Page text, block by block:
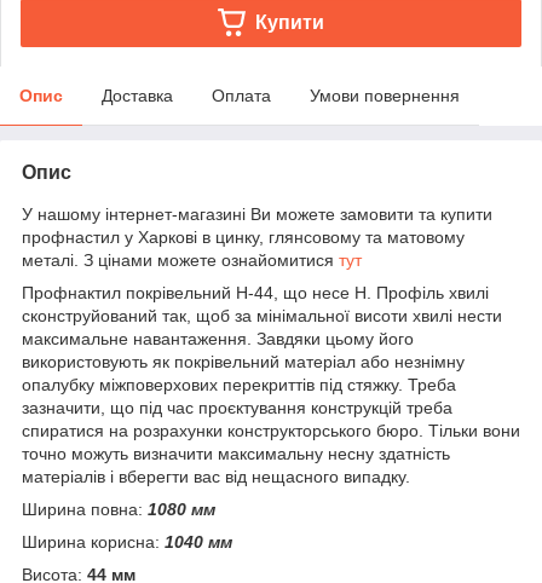
Купити
Опис Доставка Оплата Умови повернення
Опис
У нашому інтернет-магазині Ви можете замовити та купити
профнастил у Харкові в цинку, глянсовому та матовому
металі. З цінами можете ознайомитися тут
Профнактил покрівельний Н-44, що несе H. Профіль хвилі
сконструйований так, щоб за мінімальної висоти хвилі нести
максимальне навантаження. Завдяки цьому його
використовують як покрівельний матеріал або незнімну
опалубку міжповерхових перекриттів під стяжку. Треба
зазначити, що під час проєктування конструкцій треба
спиратися на розрахунки конструкторського бюро. Тільки вони
точно можуть визначити максимальну несну здатність
матеріалів і вберегти вас від нещасного випадку.
Ширина повна: 1080 мм
Ширина корисна: 1040 мм
Висота: 44 мм